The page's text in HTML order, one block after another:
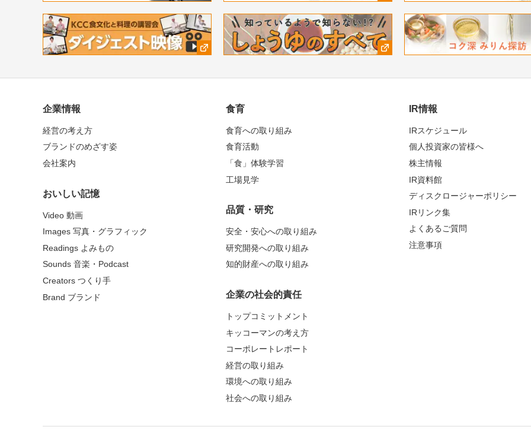
企業情報
経営の考え方
ブランドのめざす姿
会社案内
おいしい記憶
Video 動画
Images 写真・グラフィック
Readings よみもの
Sounds 音楽・Podcast
Creators つくり手
Brand ブランド
食育
食育への取り組み
食育活動
「食」体験学習
工場見学
品質・研究
安全・安心への取り組み
研究開発への取り組み
知的財産への取り組み
企業の社会的責任
トップコミットメント
キッコーマンの考え方
コーポレートレポート
経営の取り組み
環境への取り組み
社会への取り組み
IR情報
IRスケジュール
個人投資家の皆様へ
株主情報
IR資料館
ディスクロージャーポリシー
IRリンク集
よくあるご質問
注意事項